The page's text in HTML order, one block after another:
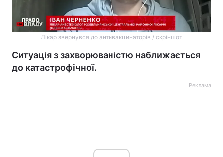
Лікар звернувся до антивакцинаторів / скріншот
Ситуація з захворюваністю наближається
до катастрофічної.
Реклама